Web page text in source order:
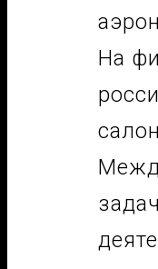
На